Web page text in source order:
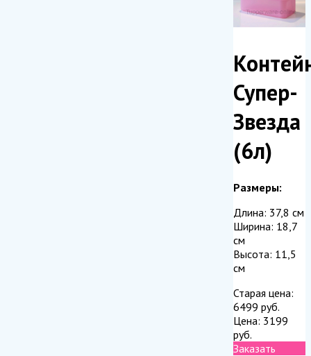
Супер-
Звезда
(6л)
Размеры:
Длина: 37,8 см
Ширина: 18,7
см
Высота: 11,5
см
Старая цена:
6499 руб.
Цена: 3199
руб.
Заказать